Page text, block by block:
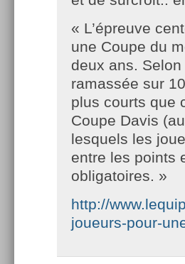
« L’épreuve
une Coupe du
deux ans.
ramassée sur
plus courts que
Coupe Davis
lesquels les
entre les points
obligatoires. »
http://
joueurs-pour-